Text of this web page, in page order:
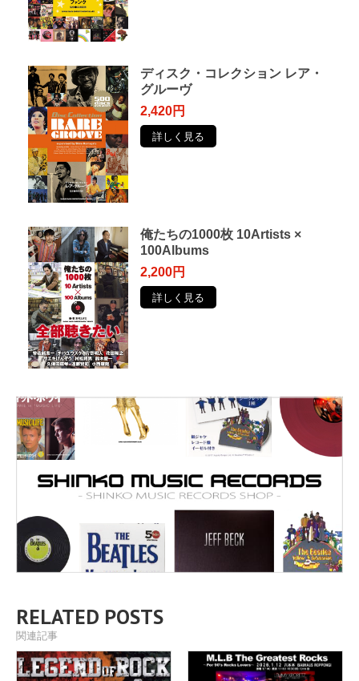
ディスク・コレクション レア・
グルーヴ
2,420円
詳しく見る
俺たちの1000枚 10Artists ×
100Albums
2,200円
詳しく見る
RELATED POSTS
関連記事